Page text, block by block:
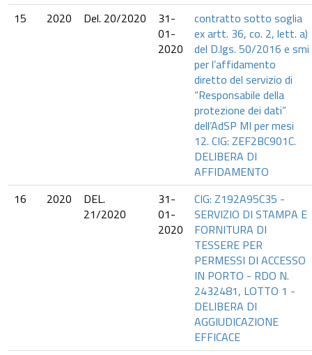
15
2020 Del. 20/2020
31-
01-
2020
contratto sotto soglia
ex artt. 36, co. 2, lett. a)
del D.lgs. 50/2016 e smi
per l’affidamento
diretto del servizio di
“Responsabile della
protezione dei dati”
dell’AdSP MI per mesi
12. CIG: ZEF2BC901C.
DELIBERA DI
AFFIDAMENTO
16
2020
DEL.
21/2020
31-
01-
2020
CIG: Z192A95C35 -
SERVIZIO DI STAMPA E
FORNITURA DI
TESSERE PER
PERMESSI DI ACCESSO
IN PORTO - RDO N.
2432481, LOTTO 1 -
DELIBERA DI
AGGIUDICAZIONE
EFFICACE